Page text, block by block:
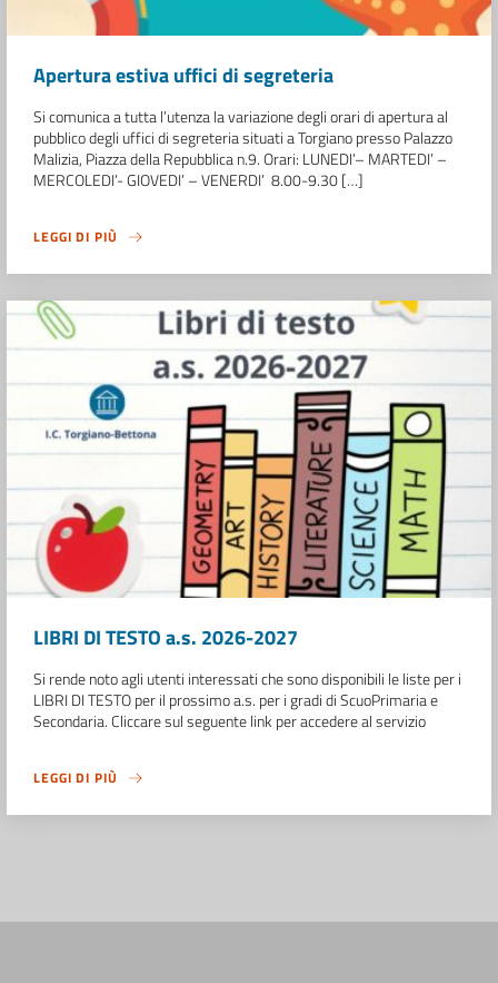
Apertura estiva uffici di segreteria
Si comunica a tutta l’utenza la variazione degli orari di apertura al
pubblico degli uffici di segreteria situati a Torgiano presso Palazzo
Malizia, Piazza della Repubblica n.9. Orari: LUNEDI’– MARTEDI’ –
MERCOLEDI’- GIOVEDI’ – VENERDI’ 8.00-9.30 […]
LEGGI DI PIÙ
LIBRI DI TESTO a.s. 2026-2027
Si rende noto agli utenti interessati che sono disponibili le liste per i
LIBRI DI TESTO per il prossimo a.s. per i gradi di ScuoPrimaria e
Secondaria. Cliccare sul seguente link per accedere al servizio
LEGGI DI PIÙ